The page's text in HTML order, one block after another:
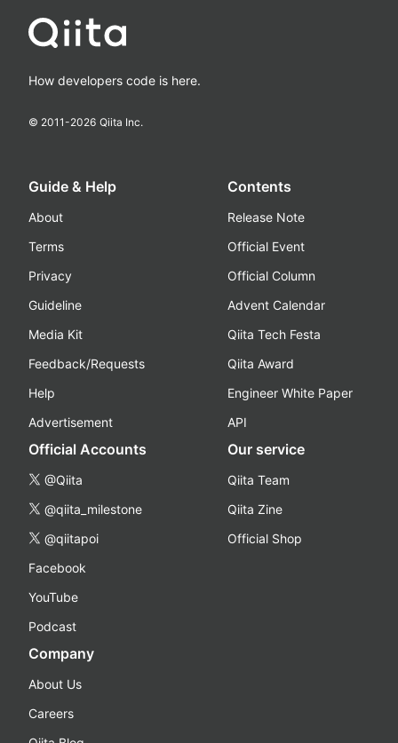
How developers code is here.
© 2011-2026 Qiita Inc.
Guide & Help
About
Terms
Privacy
Guideline
Media Kit
Feedback/Requests
Help
Advertisement
Contents
Release Note
Official Event
Official Column
Advent Calendar
Qiita Tech Festa
Qiita Award
Engineer White Paper
API
Official Accounts
@Qiita
@qiita_milestone
@qiitapoi
Facebook
YouTube
Podcast
Our service
Qiita Team
Qiita Zine
Official Shop
Company
About Us
Careers